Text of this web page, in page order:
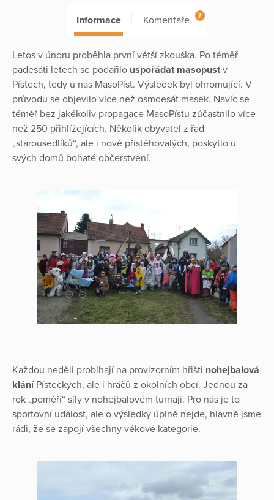
Informace Komentáře 7
Letos v únoru proběhla první větší zkouška. Po téměř
padesáti letech se podařilo uspořádat masopust v
Pístech, tedy u nás MasoPíst. Výsledek byl ohromující. V
průvodu se objevilo více než osmdesát masek. Navíc se
téměř bez jakékoliv propagace MasoPístu zúčastnilo více
než 250 přihlížejících. Několik obyvatel z řad
„starousedlíků“, ale i nově přistěhovalých, poskytlo u
svých domů bohaté občerstvení.
Každou neděli probíhají na provizorním hřišti nohejbalová
kláníPísteckých, ale i hráčů z okolních obcí. Jednou za
rok „poměří“ síly v nohejbalovém turnaji. Pro nás je to
sportovní událost, ale o výsledky úplně nejde, hlavně jsme
rádi, že se zapojí všechny věkové kategorie.